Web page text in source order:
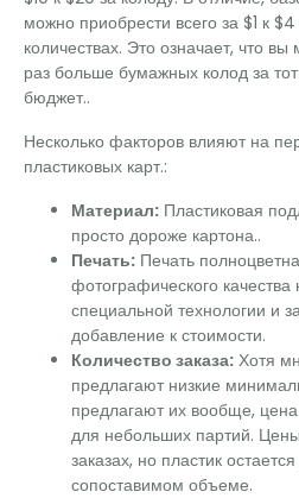
можно приобрести всего за $1 к
количествах. Это означает, что
раз больше бумажных колод за
бюджет..
Несколько факторов влияют на
пластиковых карт.:
Материал: Пластиковая
просто дороже картона..
Печать: Печать
фотографического
специальной технологии и
добавление к стоимости.
Количество заказа: Хотя
предлагают низкие
предлагают их вообще,
для небольших партий.
заказах, но пластик
сопоставимом объеме.